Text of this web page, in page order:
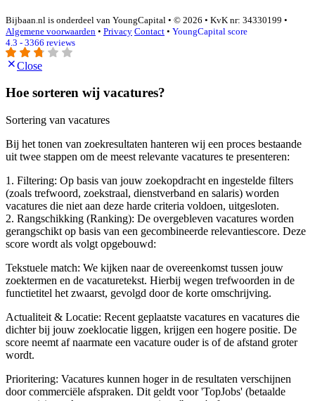
Bijbaan.nl is onderdeel van YoungCapital • © 2026 • KvK nr: 34330199 •
Algemene voorwaarden • Privacy Contact • YoungCapital score
4.3 - 3366 reviews
Close
Hoe sorteren wij vacatures?
Sortering van vacatures
Bij het tonen van zoekresultaten hanteren wij een proces bestaande
uit twee stappen om de meest relevante vacatures te presenteren:
1. Filtering: Op basis van jouw zoekopdracht en ingestelde filters
(zoals trefwoord, zoekstraal, dienstverband en salaris) worden
vacatures die niet aan deze harde criteria voldoen, uitgesloten.
2. Rangschikking (Ranking): De overgebleven vacatures worden
gerangschikt op basis van een gecombineerde relevantiescore. Deze
score wordt als volgt opgebouwd:
Tekstuele match: We kijken naar de overeenkomst tussen jouw
zoektermen en de vacaturetekst. Hierbij wegen trefwoorden in de
functietitel het zwaarst, gevolgd door de korte omschrijving.
Actualiteit & Locatie: Recent geplaatste vacatures en vacatures die
dichter bij jouw zoeklocatie liggen, krijgen een hogere positie. De
score neemt af naarmate een vacature ouder is of de afstand groter
wordt.
Prioritering: Vacatures kunnen hoger in de resultaten verschijnen
door commerciële afspraken. Dit geldt voor 'TopJobs' (betaalde